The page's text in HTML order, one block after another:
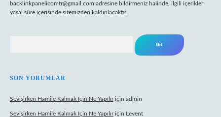
backlinkpanelicomtr@gmail.com adresine bildirmeniz halinde, ilgili içerikler
yasal süre içerisinde sitemizden kaldırılacaktır.
SON YORUMLAR
Sevişirken Hamile Kalmak Için Ne Yapılıriçin admin
Sevişirken Hamile Kalmak Için Ne Yapılıriçin Levent